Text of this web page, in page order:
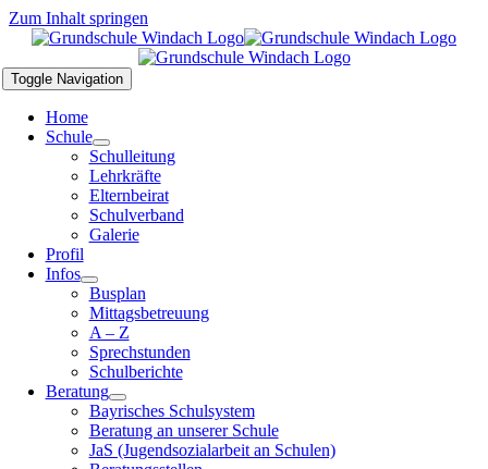
Zum Inhalt springen
Toggle Navigation
Home
Schule
Schulleitung
Lehrkräfte
Elternbeirat
Schulverband
Galerie
Profil
Infos
Busplan
Mittagsbetreuung
A – Z
Sprechstunden
Schulberichte
Beratung
Bayrisches Schulsystem
Beratung an unserer Schule
JaS (Jugendsozialarbeit an Schulen)